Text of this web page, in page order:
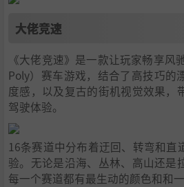
大佬竞速
《大佬竞速》是一款让玩家畅享风
Poly）赛车游戏，结合了高技巧的
度感，以及复古的街机视觉效果，
驾驶体验。
16条赛道中分布着迂回、转弯和直
验。无论是沿海、丛林、高山还是
每一个赛道都有最生动的颜色和和一